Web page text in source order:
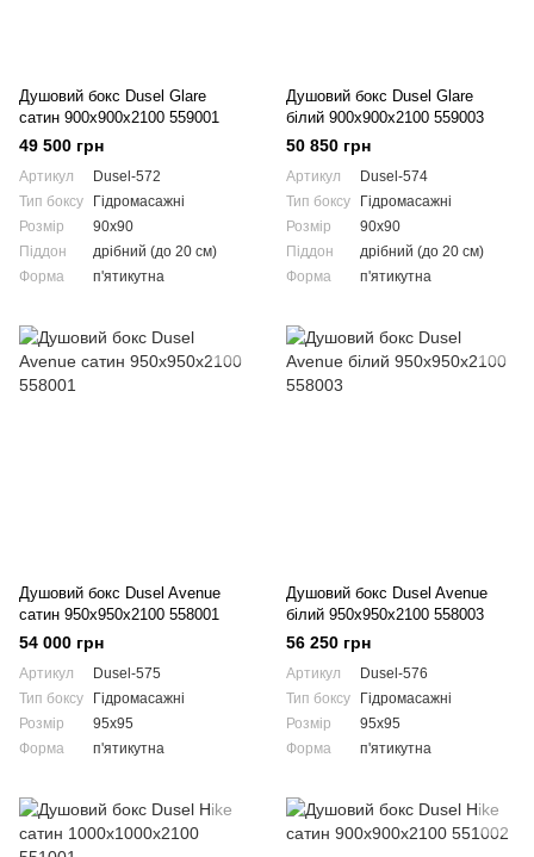
Душовий бокс Dusel Glare
сатин 900x900x2100 559001
49 500 грн
Артикул
Dusel-572
Тип боксу
Гідромасажні
Розмір
90x90
Піддон
дрібний (до 20 см)
Форма
п'ятикутна
Душовий бокс Dusel Glare
білий 900x900x2100 559003
50 850 грн
Артикул
Dusel-574
Тип боксу
Гідромасажні
Розмір
90x90
Піддон
дрібний (до 20 см)
Форма
п'ятикутна
Душовий бокс Dusel Avenue
сатин 950x950x2100 558001
54 000 грн
Артикул
Dusel-575
Тип боксу
Гідромасажні
Розмір
95x95
Форма
п'ятикутна
Душовий бокс Dusel Avenue
білий 950x950x2100 558003
56 250 грн
Артикул
Dusel-576
Тип боксу
Гідромасажні
Розмір
95x95
Форма
п'ятикутна